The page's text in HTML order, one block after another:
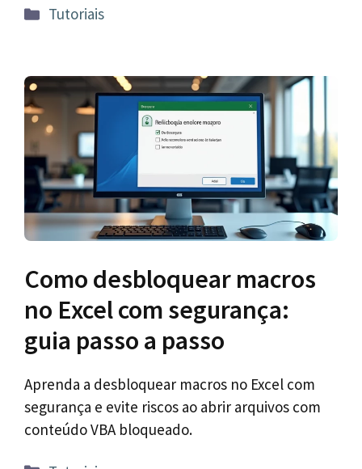
Categorias
Tutoriais
Como desbloquear macros
no Excel com segurança:
guia passo a passo
Aprenda a desbloquear macros no Excel com
segurança e evite riscos ao abrir arquivos com
conteúdo VBA bloqueado.